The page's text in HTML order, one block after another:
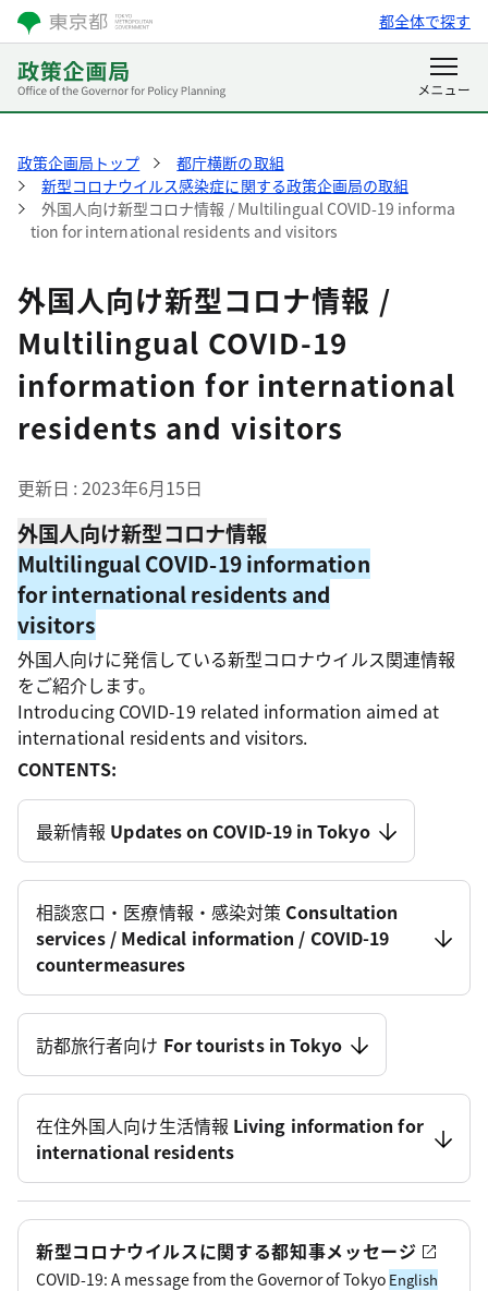
都全体で探す
政策企画局トップ
都庁横断の取組
新型コロナウイルス感染症に関する政策企画局の取組
外国人向け新型コロナ情報 / Multilingual COVID-19 informa
tion for international residents and visitors
外国人向け新型コロナ情報 /
Multilingual COVID-19
information for international
residents and visitors
更新日 2023年6月15日
外国人向け新型コロナ情報
Multilingual COVID-19 information
for international residents and
visitors
外国人向けに発信している新型コロナウイルス関連情報
をご紹介します。
Introducing COVID-19 related information aimed at
international residents and visitors.
CONTENTS:
最新情報 Updates on COVID-19 in Tokyo
相談窓口・医療情報・感染対策 Consultation
services / Medical information / COVID-19
countermeasures
訪都旅行者向け For tourists in Tokyo
在住外国人向け生活情報 Living information for
international residents
新型コロナウイルスに関する都知事メッセージ
COVID-19: A message from the Governor of Tokyo English